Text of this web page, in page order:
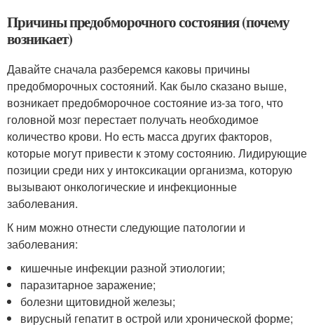
Причины предобморочного состояния (почему
возникает)
Давайте сначала разберемся каковы причины
предобморочных состояний. Как было сказано выше,
возникает предобморочное состояние из-за того, что
головной мозг перестает получать необходимое
количество крови. Но есть масса других факторов,
которые могут привести к этому состоянию. Лидирующие
позиции среди них у интоксикации организма, которую
вызывают онкологические и инфекционные
заболевания.
К ним можно отнести следующие патологии и
заболевания:
кишечные инфекции разной этиологии;
паразитарное заражение;
болезни щитовидной железы;
вирусный гепатит в острой или хронической форме;